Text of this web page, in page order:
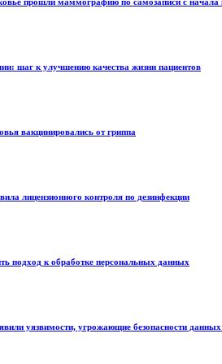
шаг к улучшению качества жизни пациентов
вакцинировались от гриппа
лицензионного контроля по дезинфекции
подход к обработке персональных данных
уязвимости, угрожающие безопасности